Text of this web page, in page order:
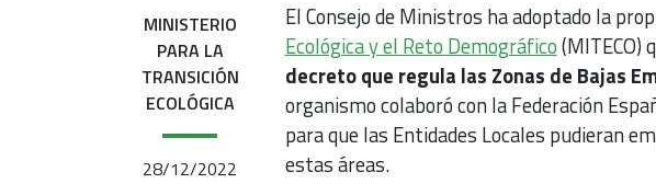
MINISTERIO
PARA LA
TRANSICIÓN
ECOLÓGICA
28/12/2022
El Consejo de Ministros ha adoptado la
Ecológica y el Reto Demográfico(MITECO)
decreto que regula las Zonas de Bajas
organismo colaboró con la Federación
para que las Entidades Locales pudieran
estas áreas.